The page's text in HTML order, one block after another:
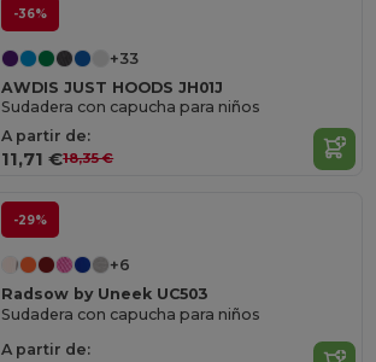
-36%
+33
AWDIS JUST HOODS JH01J
Sudadera con capucha para niños
A partir de:
11,71 €18,35 €
-29%
+6
Radsow by Uneek UC503
Sudadera con capucha para niños
A partir de: